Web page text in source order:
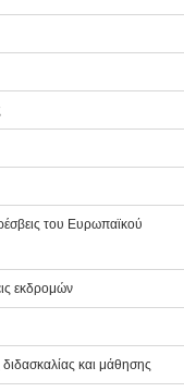
του Ευρωπαϊκού
εκδρομών
διδασκαλίας και μάθησης